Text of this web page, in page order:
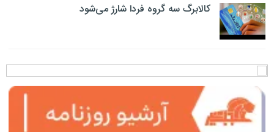
کالابرگ سه گروه فردا شارژ می‌شود